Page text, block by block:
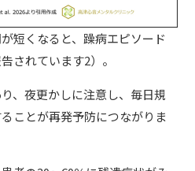
短くなると、躁病エピソード
されています2）。
、夜更かしに注意し、毎日規
ことが再発予防につながりま